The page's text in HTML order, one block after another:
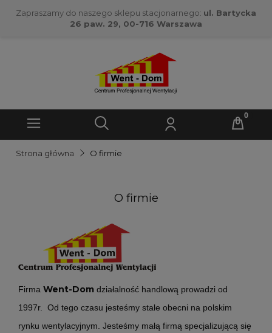
Zapraszamy do naszego sklepu stacjonarnego: ul. Bartycka
26 paw. 29, 00-716 Warszawa
Strona główna O firmie
O firmie
Firma Went-Dom działalność handlową prowadzi od
1997r. Od tego czasu jesteśmy stale obecni na polskim
rynku wentylacyjnym. Jesteśmy małą firmą specjalizującą się